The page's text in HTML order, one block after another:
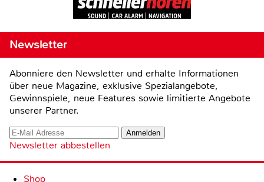
Newsletter
Abonniere den Newsletter und erhalte Informationen
über neue Magazine, exklusive Spezialangebote,
Gewinnspiele, neue Features sowie limitierte Angebote
unserer Partner.
Newsletter abbestellen
Shop